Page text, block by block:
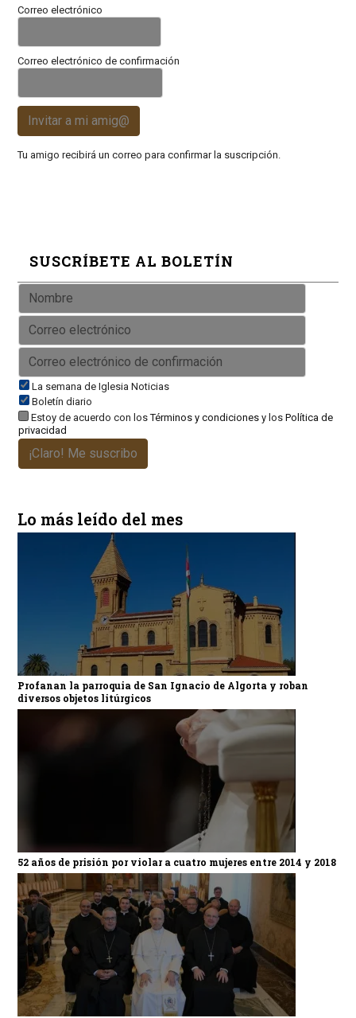
Correo electrónico
Correo electrónico de confirmación
Invitar a mi amig@
Tu amigo recibirá un correo para confirmar la suscripción.
SUSCRÍBETE AL BOLETÍN
La semana de Iglesia Noticias
Boletín diario
Estoy de acuerdo con losTérminos y condicionesy los Política de
privacidad
¡Claro! Me suscribo
Lo más leído del mes
Profanan la parroquia de San Ignacio de Algorta y roban
diversos objetos litúrgicos
52 años de prisión por violar a cuatro mujeres entre 2014 y 2018